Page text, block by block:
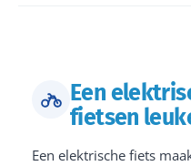
Een
fietsen
Een elektrische fiets